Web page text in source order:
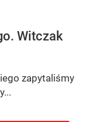
Witczak
zapytaliśmy